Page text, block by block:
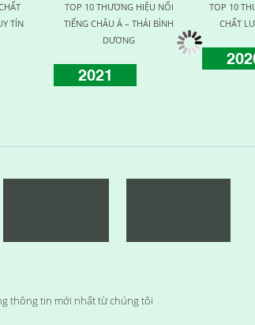
TÍN
TOP 10 THƯƠNG HIỆU NỔI
TIẾNG CHÂU Á – THÁI BÌNH
DƯƠNG
2021
TOP 10
CHẤT
thông tin mới nhất từ chúng tôi